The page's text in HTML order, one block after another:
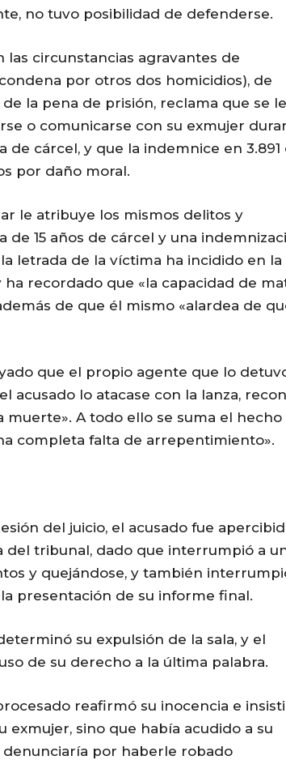
no tuvo posibilidad de defenderse.
las circunstancias agravantes de
por otros dos homicidios), de
la pena de prisión, reclama que se le
o comunicarse con su exmujer
cárcel, y que la indemnice en 3.891
por daño moral.
le atribuye los mismos delitos y
de 15 años de cárcel y una
letrada de la víctima ha incidido en la
recordado que «la capacidad de
de que él mismo «alardea de
que el propio agente que lo
acusado lo atacase con la lanza,
A todo ello se suma el hecho
completa falta de arrepentimiento».
del juicio, el acusado fue
del tribunal, dado que interrumpió a
y quejándose, y también
presentación de su informe final.
su expulsión de la sala, y el
de su derecho a la última palabra.
reafirmó su inocencia e
exmujer, sino que había acudido a su
por haberle robado